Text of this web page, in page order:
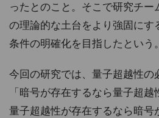
ったとのこと。そこで研究チー
の理論的な土台をより強固にす
条件の明確化を目指したという。
今回の研究では、量子超越性の
「暗号が存在するなら量子超
量子超越性が存在するなら暗号